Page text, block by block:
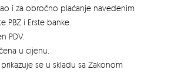
i za obročno plaćanje navedenim
PBZ i Erste banke.
PDV.
u cijenu.
prikazuje se u skladu sa Zakonom